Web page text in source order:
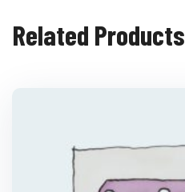
Related Products